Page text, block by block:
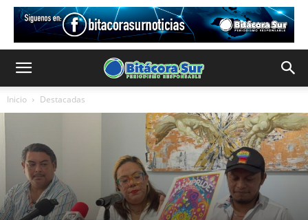
Inicio Destacadas